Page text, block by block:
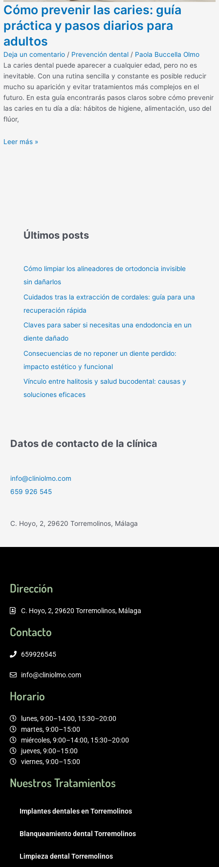
Cómo prevenir las caries: guía
práctica y pasos diarios para
adultos
Deja un comentario / Prevención dental / Paola Buccella Olmo
La caries dental puede aparecer a cualquier edad, pero no es
inevitable. Con una rutina sencilla y constante es posible reducir
mucho su aparición y evitar tratamientos más complejos en el
futuro. En esta guía encontrarás pasos claros sobre cómo prevenir
las caries en tu día a día: hábitos de higiene, alimentación, uso del
flúor,
Leer más »
Últimos posts
Cómo limpiar los alineadores de ortodoncia invisible
sin dañarlos
Cuidados tras la extracción de cordales: guía para una
recuperación rápida
Claves para saber si necesitas una endodoncia en un
diente dañado
Consecuencias de no reponer un diente perdido:
impacto estético y funcional
Vínculo entre halitosis y salud bucodental: causas y
soluciones eficaces
Datos de contacto de la clínica
info@cliniolmo.com
659 926 545
C. Hoyo, 2, 29620 Torremolinos, Málaga
Dirección
C. Hoyo, 2, 29620 Torremolinos, Málaga
Contacto
659926545
info@cliniolmo.com
Horario
lunes, 9:00–14:00, 15:30–20:00
martes, 9:00–15:00
miércoles, 9:00–14:00, 15:30–20:00
jueves, 9:00–15:00
viernes, 9:00–15:00
Nuestros Tratamientos
Implantes dentales en Torremolinos
Blanqueamiento dental Torremolinos
Limpieza dental Torremolinos